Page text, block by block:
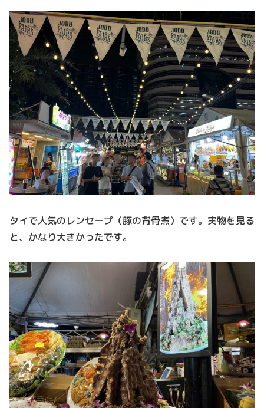
タイで人気のレンセープ（豚の背骨煮）です。実物を見る
と、かなり大きかったです。